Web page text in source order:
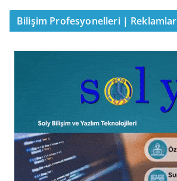
Bilişim Profesyonelleri | Reklamlar